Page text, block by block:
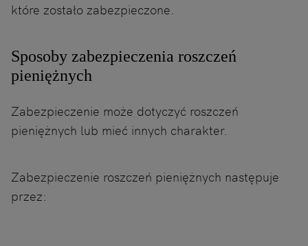
które zostało zabezpieczone.
Sposoby zabezpieczenia roszczeń
pieniężnych
Zabezpieczenie może dotyczyć roszczeń
pieniężnych lub mieć innych charakter.
Zabezpieczenie roszczeń pieniężnych następuje
przez: